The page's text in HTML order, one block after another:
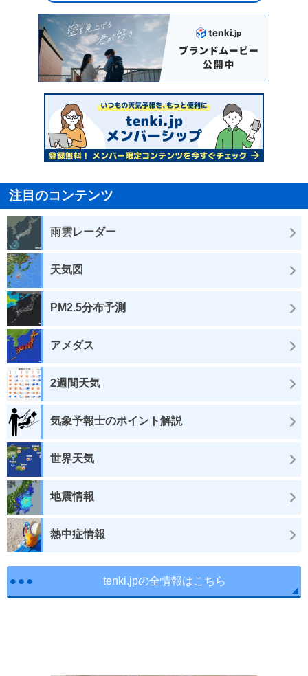
注目のコンテンツ
雨雲レーダー
天気図
PM2.5分布予測
アメダス
2週間天気
気象予報士のポイント解説
世界天気
地震情報
熱中症情報
tenki.jpの全情報はこちら